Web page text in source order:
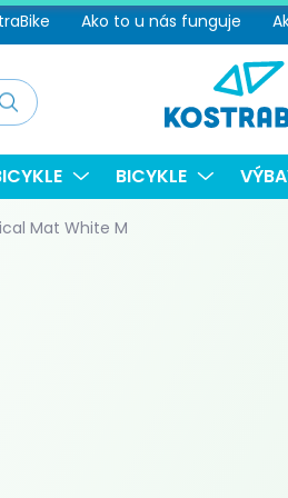
Ako to u nás funguje
BICYKLE
Mat White M